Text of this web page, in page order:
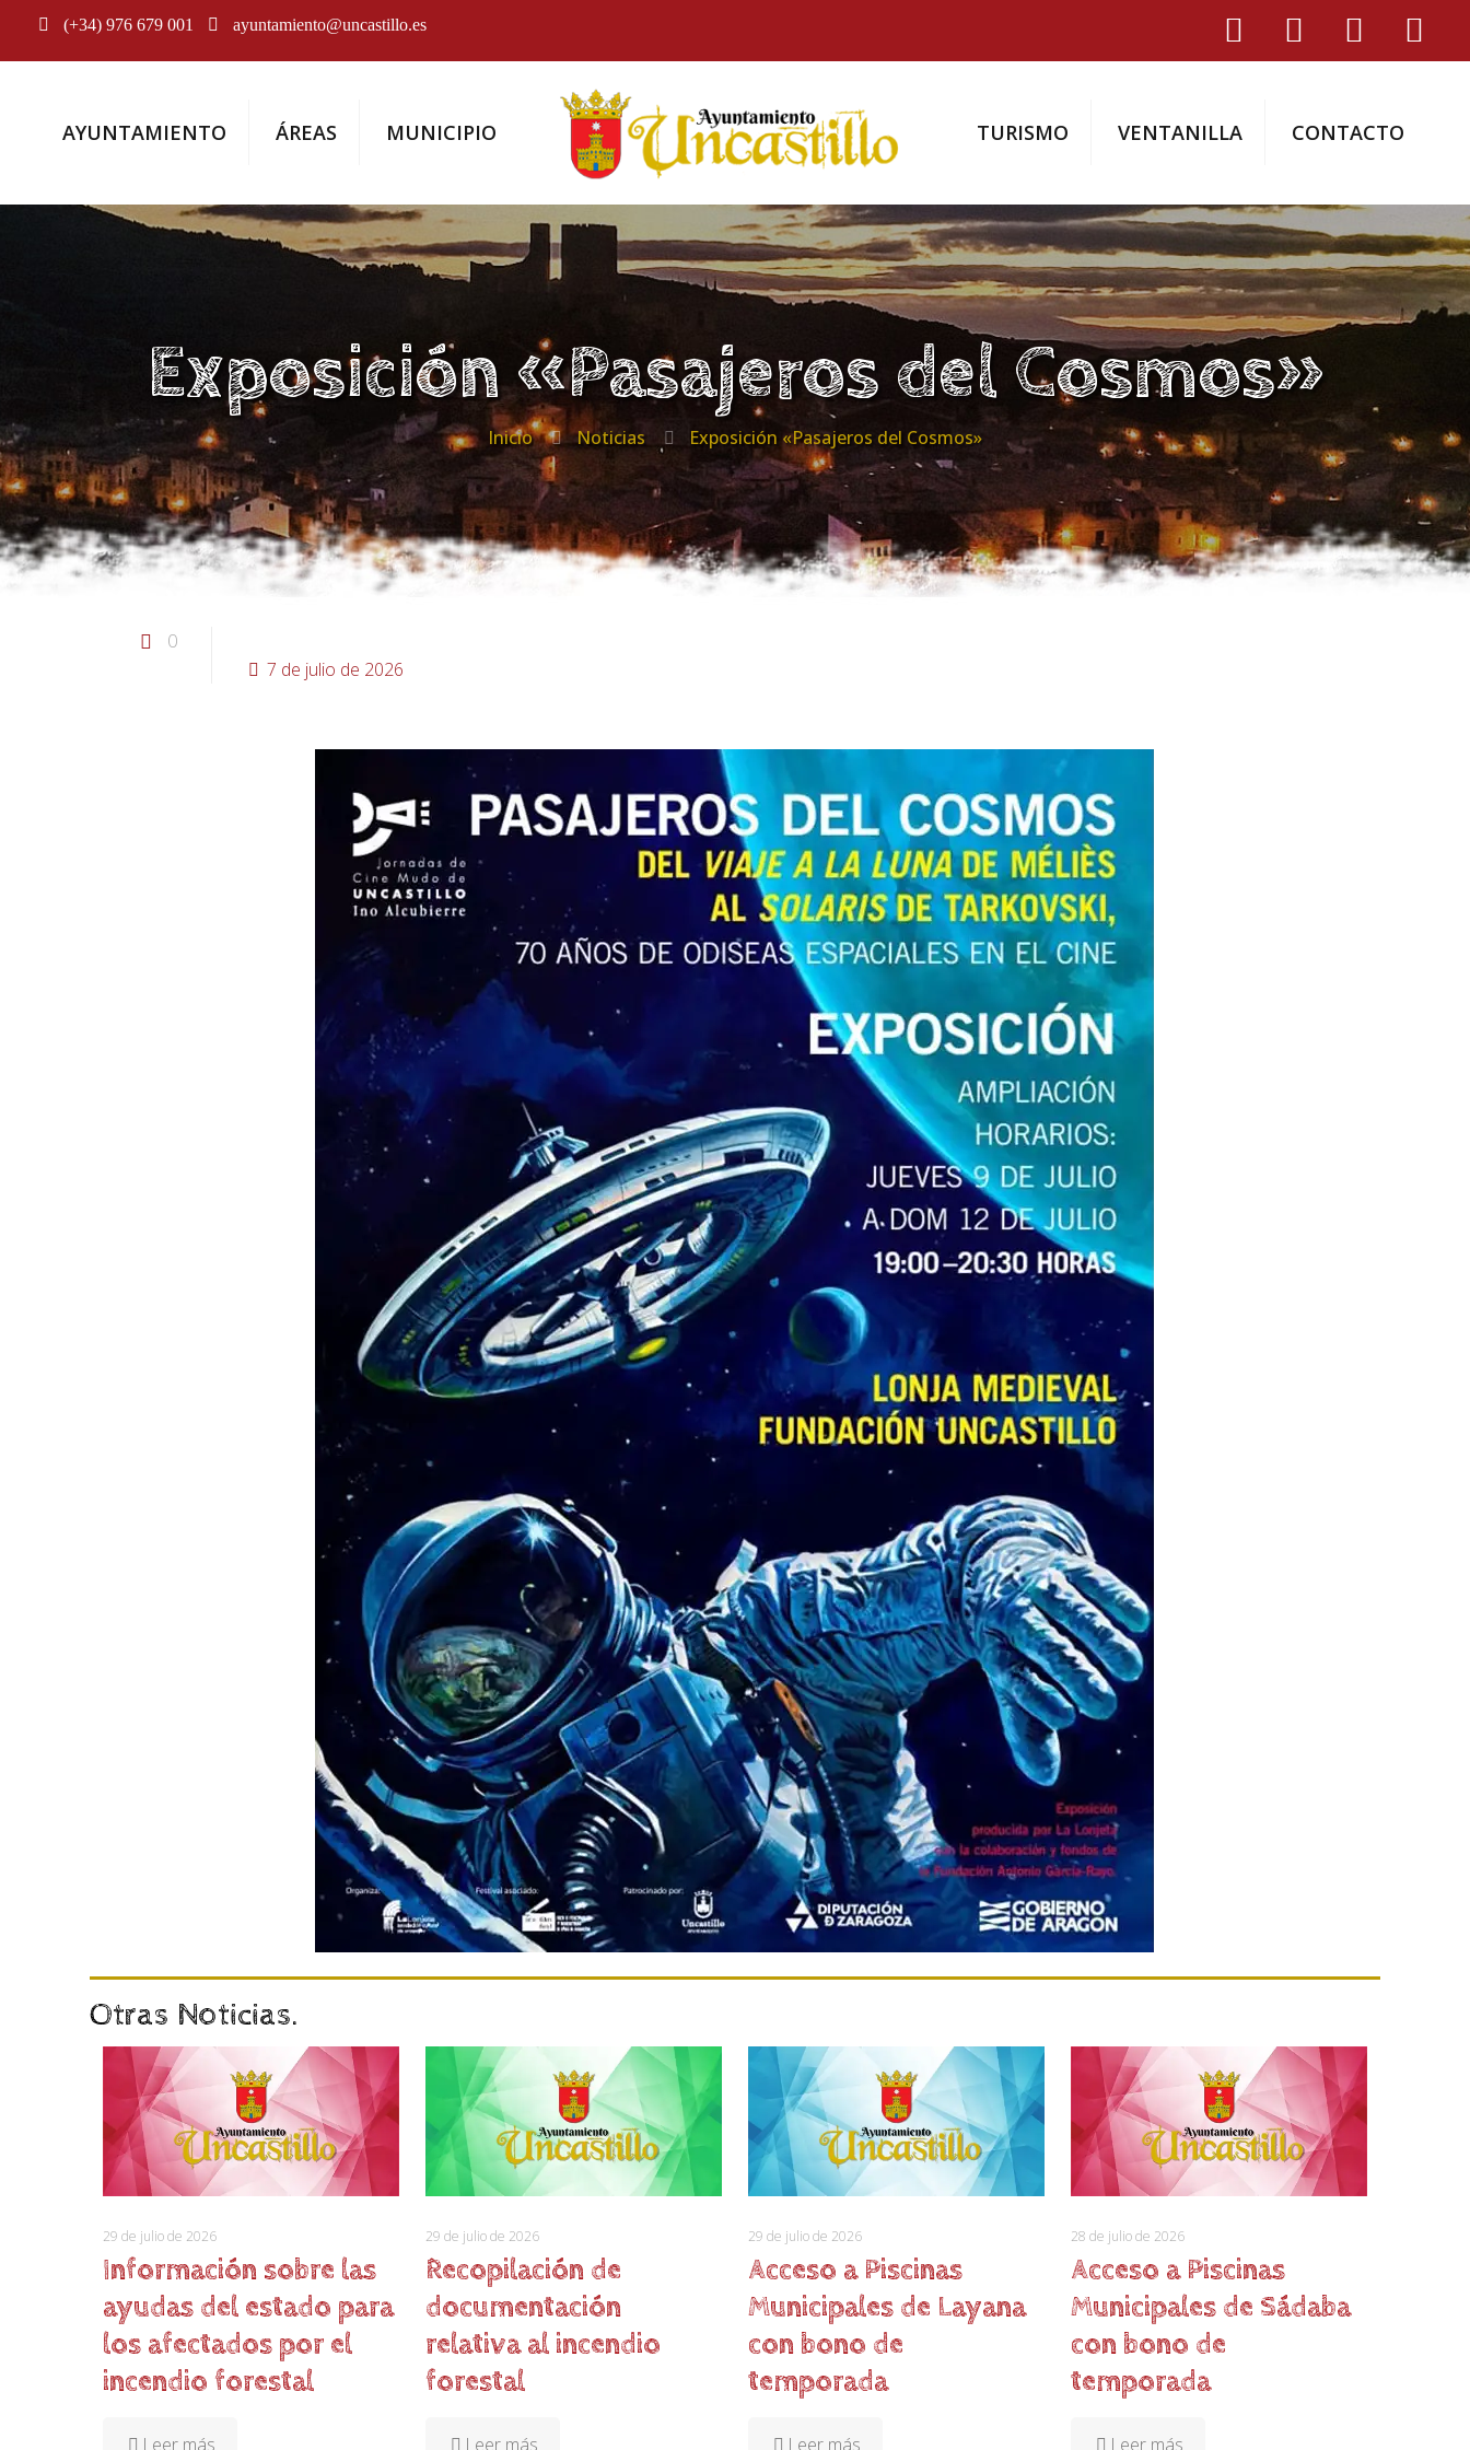
(+34) 976 679 001 ayuntamiento@uncastillo.es
AYUNTAMIENTO ÁREAS MUNICIPIO TURISMO VENTANILLA CONTACTO
Exposición «Pasajeros del Cosmos»
Inicio Noticias Exposición «Pasajeros del Cosmos»
0
7 de julio de 2026
Otras Noticias.
29 de julio de 2026
Información sobre las
ayudas del estado para
los afectados por el
incendio forestal
Leer más
29 de julio de 2026
Recopilación de
documentación
relativa al incendio
forestal
Leer más
29 de julio de 2026
Acceso a Piscinas
Municipales de Layana
con bono de
temporada
Leer más
28 de julio de 2026
Acceso a Piscinas
Municipales de Sádaba
con bono de
temporada
Leer más